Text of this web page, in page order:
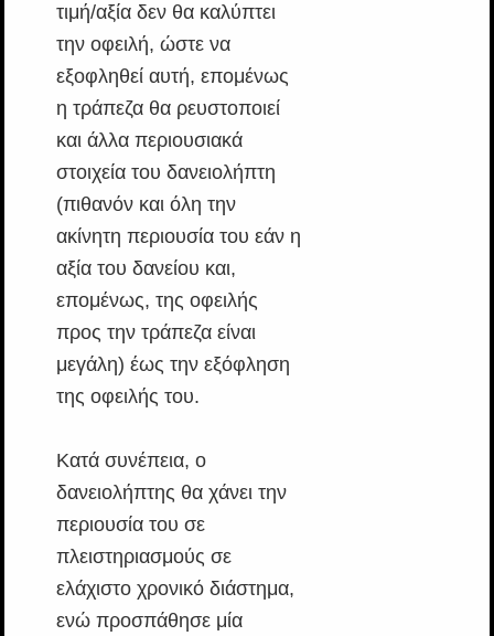
τιμή/αξία δεν θα καλύπτει
την οφειλή, ώστε να
εξοφληθεί αυτή, επομένως
η τράπεζα θα ρευστοποιεί
και άλλα περιουσιακά
στοιχεία του δανειολήπτη
(πιθανόν και όλη την
ακίνητη περιουσία του εάν η
αξία του δανείου και,
επομένως, της οφειλής
προς την τράπεζα είναι
μεγάλη) έως την εξόφληση
της οφειλής του.
Κατά συνέπεια, ο
δανειολήπτης θα χάνει την
περιουσία του σε
πλειστηριασμούς σε
ελάχιστο χρονικό διάστημα,
ενώ προσπάθησε μία